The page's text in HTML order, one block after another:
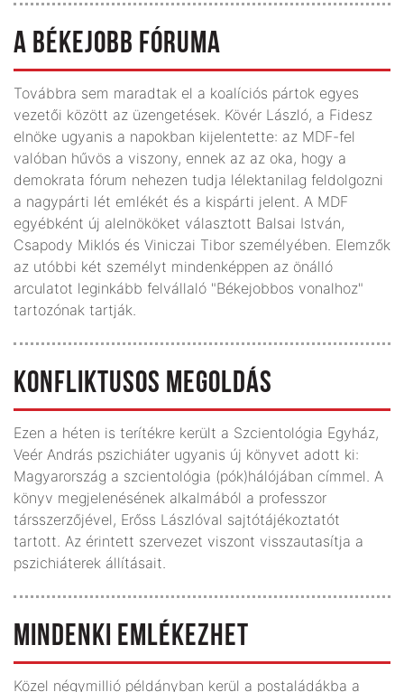
A BÉKEJOBB FÓRUMA
Továbbra sem maradtak el a koalíciós pártok egyes
vezetői között az üzengetések. Kövér László, a Fidesz
elnöke ugyanis a napokban kijelentette: az MDF-fel
valóban hűvös a viszony, ennek az az oka, hogy a
demokrata fórum nehezen tudja lélektanilag feldolgozni
a nagypárti lét emlékét és a kispárti jelent. A MDF
egyébként új alelnököket választott Balsai István,
Csapody Miklós és Viniczai Tibor személyében. Elemzők
az utóbbi két személyt mindenképpen az önálló
arculatot leginkább felvállaló "Békejobbos vonalhoz"
tartozónak tartják.
KONFLIKTUSOS MEGOLDÁS
Ezen a héten is terítékre került a Szcientológia Egyház,
Veér András pszichiáter ugyanis új könyvet adott ki:
Magyarország a szcientológia (pók)hálójában címmel. A
könyv megjelenésének alkalmából a professzor
társszerzőjével, Erőss Lászlóval sajtótájékoztatót
tartott. Az érintett szervezet viszont visszautasítja a
pszichiáterek állításait.
MINDENKI EMLÉKEZHET
Közel négymillió példányban kerül a postaládákba a